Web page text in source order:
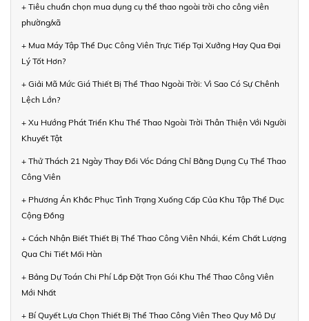
+ Tiêu chuẩn chọn mua dụng cụ thể thao ngoài trời cho công viên
phường/xã
+ Mua Máy Tập Thể Dục Công Viên Trực Tiếp Tại Xưởng Hay Qua Đại
Lý Tốt Hơn?
+ Giải Mã Mức Giá Thiết Bị Thể Thao Ngoài Trời: Vì Sao Có Sự Chênh
Lệch Lớn?
+ Xu Hướng Phát Triển Khu Thể Thao Ngoài Trời Thân Thiện Với Người
Khuyết Tật
+ Thử Thách 21 Ngày Thay Đổi Vóc Dáng Chỉ Bằng Dụng Cụ Thể Thao
Công Viên
+ Phương Án Khắc Phục Tình Trạng Xuống Cấp Của Khu Tập Thể Dục
Cộng Đồng
+ Cách Nhận Biết Thiết Bị Thể Thao Công Viên Nhái, Kém Chất Lượng
Qua Chi Tiết Mối Hàn
+ Bảng Dự Toán Chi Phí Lắp Đặt Trọn Gói Khu Thể Thao Công Viên
Mới Nhất
+ Bí Quyết Lựa Chọn Thiết Bị Thể Thao Công Viên Theo Quy Mô Dự